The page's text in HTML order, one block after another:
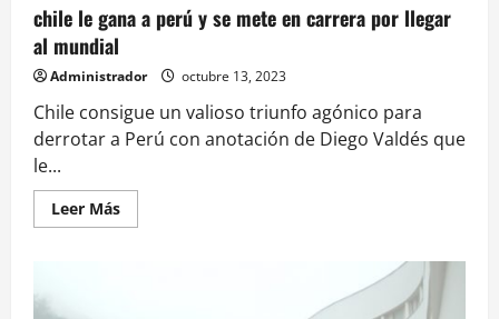
tasas
chile le gana a perú y se mete en carrera por llegar
al mundial
Administrador octubre 13, 2023
Chile consigue un valioso triunfo agónico para
derrotar a Perú con anotación de Diego Valdés que
le...
Leer MásLeer
más